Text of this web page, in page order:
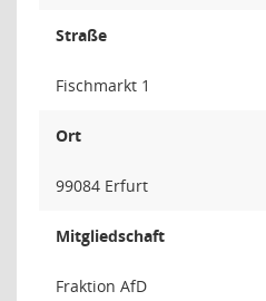
Straße
Fischmarkt 1
Ort
99084 Erfurt
Mitgliedschaft
Fraktion AfD